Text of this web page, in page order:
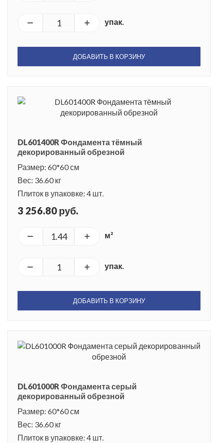
упак.
ДОБАВИТЬ В КОРЗИНУ
DL601400R Фондамента тёмный
декорированный обрезной
Размер: 60*60 см
Вес: 36.60 кг
Плиток в упаковке: 4 шт.
3 256.80 руб.
м²
упак.
ДОБАВИТЬ В КОРЗИНУ
DL601000R Фондамента серый
декорированный обрезной
Размер: 60*60 см
Вес: 36.60 кг
Плиток в упаковке: 4 шт.